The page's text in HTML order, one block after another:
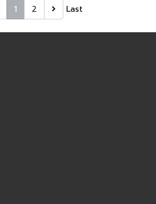
1 2 Last